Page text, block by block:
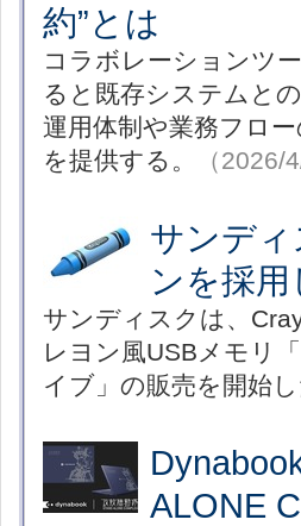
約”とは
コラボレーションツ
ると既存システムと
運用体制や業務フロ
を提供する。
（2026/
サンディ
ンを採
サンディスクは、
レヨン風USBメモリ
イブ」の販売を開始し
ALONE